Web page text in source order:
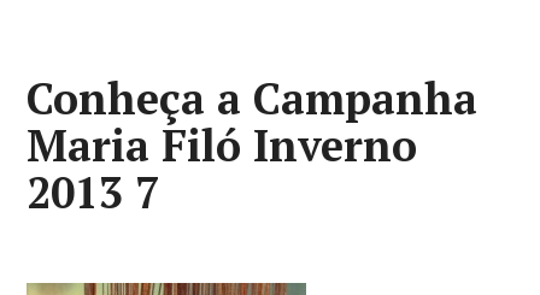
Conheça a Campanha
Maria Filó Inverno
2013 7